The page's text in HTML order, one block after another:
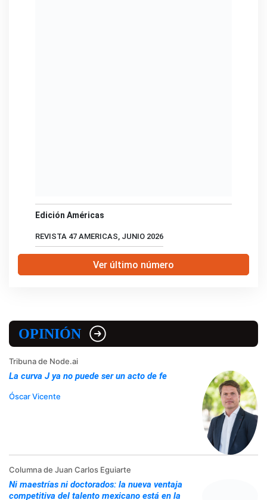
Edición Américas
REVISTA 47 AMERICAS, JUNIO 2026
Ver último número
OPINIÓN
Tribuna de Node.ai
La curva J ya no puede ser un acto de fe
Óscar Vicente
Columna de Juan Carlos Eguiarte
Ni maestrías ni doctorados: la nueva ventaja
competitiva del talento mexicano está en la